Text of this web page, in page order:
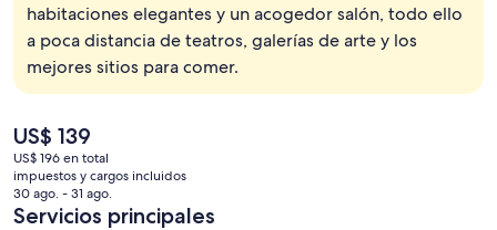
habitaciones elegantes y un acogedor salón, todo ello
a poca distancia de teatros, galerías de arte y los
mejores sitios para comer.
El
precio
actual
es
de
US$ 139
US$ 196 en total
impuestos y cargos incluidos
30 ago. - 31 ago.
Servicios principales